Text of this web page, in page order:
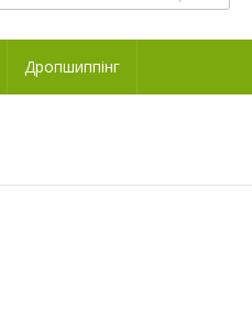
Дропшиппінг